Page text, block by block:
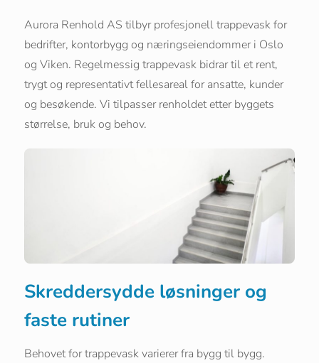
Aurora Renhold AS tilbyr profesjonell trappevask for
bedrifter, kontorbygg og næringseiendommer i Oslo
og Viken. Regelmessig trappevask bidrar til et rent,
trygt og representativt fellesareal for ansatte, kunder
og besøkende. Vi tilpasser renholdet etter byggets
størrelse, bruk og behov.
Skreddersydde løsninger og
faste rutiner
Behovet for trappevask varierer fra bygg til bygg.